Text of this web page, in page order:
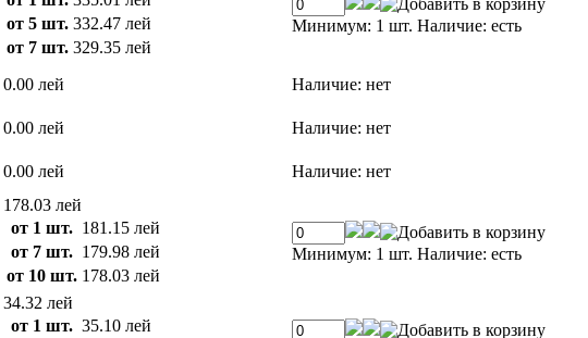
от 5 шт. 332.47 лей
от 7 шт. 329.35 лей
Минимум: 1 шт. Наличие: есть
0.00 лей Наличие: нет
0.00 лей Наличие: нет
0.00 лей Наличие: нет
178.03 лей
от 1 шт. 181.15 лей
от 7 шт. 179.98 лей
от 10 шт. 178.03 лей
Минимум: 1 шт. Наличие: есть
34.32 лей
от 1 шт. 35.10 лей